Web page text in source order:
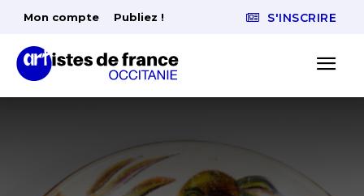
Mon compte Publiez ! S'INSCRIRE